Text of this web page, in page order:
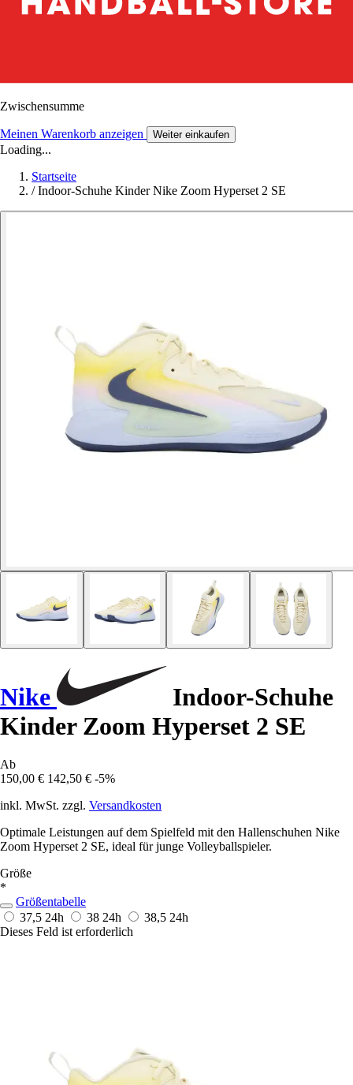
Zwischensumme
Meinen Warenkorb anzeigen Weiter einkaufen
Loading...
Startseite
/ Indoor-Schuhe Kinder Nike Zoom Hyperset 2 SE
Nike
Indoor-Schuhe
Kinder Zoom Hyperset 2 SE
Ab
150,00 € 142,50 € -5%
inkl. MwSt. zzgl. Versandkosten
Optimale Leistungen auf dem Spielfeld mit den Hallenschuhen Nike
Zoom Hyperset 2 SE, ideal für junge Volleyballspieler.
Größe
*
Größentabelle
37,5 24h 38 24h 38,5 24h
Dieses Feld ist erforderlich